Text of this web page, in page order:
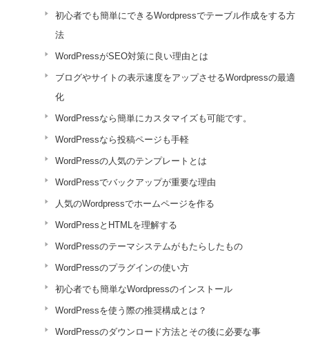
初心者でも簡単にできるWordpressでテーブル作成をする方
法
WordPressがSEO対策に良い理由とは
ブログやサイトの表示速度をアップさせるWordpressの最適
化
WordPressなら簡単にカスタマイズも可能です。
WordPressなら投稿ページも手軽
WordPressの人気のテンプレートとは
WordPressでバックアップが重要な理由
人気のWordpressでホームページを作る
WordPressとHTMLを理解する
WordPressのテーマシステムがもたらしたもの
WordPressのプラグインの使い方
初心者でも簡単なWordpressのインストール
WordPressを使う際の推奨構成とは？
WordPressのダウンロード方法とその後に必要な事